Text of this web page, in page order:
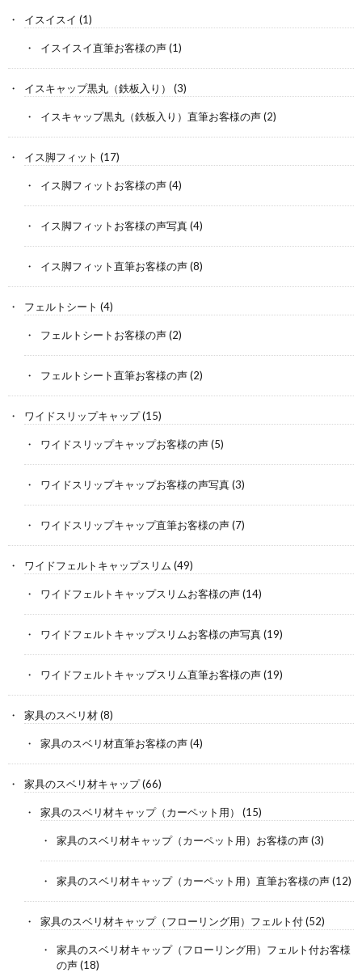
イスイスイ (1)
イスイスイ直筆お客様の声(1)
イスキャップ黒丸（鉄板入り） (3)
イスキャップ黒丸（鉄板入り）直筆お客様の声(2)
イス脚フィット (17)
イス脚フィットお客様の声(4)
イス脚フィットお客様の声写真(4)
イス脚フィット直筆お客様の声(8)
フェルトシート (4)
フェルトシートお客様の声(2)
フェルトシート直筆お客様の声(2)
ワイドスリップキャップ(15)
ワイドスリップキャップお客様の声(5)
ワイドスリップキャップお客様の声写真(3)
ワイドスリップキャップ直筆お客様の声(7)
ワイドフェルトキャップスリム (49)
ワイドフェルトキャップスリムお客様の声(14)
ワイドフェルトキャップスリムお客様の声写真(19)
ワイドフェルトキャップスリム直筆お客様の声(19)
家具のスベリ材(8)
家具のスベリ材直筆お客様の声(4)
家具のスベリ材キャップ(66)
家具のスベリ材キャップ（カーペット用） (15)
家具のスベリ材キャップ（カーペット用）お客様の声(3)
家具のスベリ材キャップ（カーペット用）直筆お客様の声(12)
家具のスベリ材キャップ（フローリング用）フェルト付(52)
家具のスベリ材キャップ（フローリング用）フェルト付お客様
の声(18)